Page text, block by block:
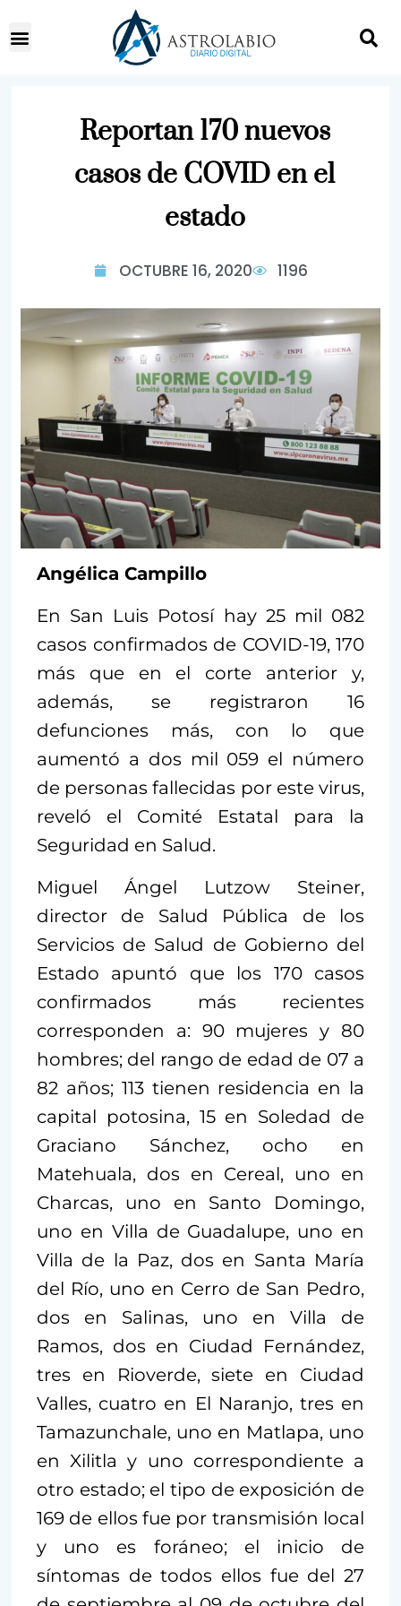
Reportan 170 nuevos
casos de COVID en el
estado
OCTUBRE 16, 2020 1196
Angélica Campillo
En San Luis Potosí hay 25 mil 082
casos confirmados de COVID-19, 170
más que en el corte anterior y,
además, se registraron 16
defunciones más, con lo que
aumentó a dos mil 059 el número
de personas fallecidas por este virus,
reveló el Comité Estatal para la
Seguridad en Salud.
Miguel Ángel Lutzow Steiner,
director de Salud Pública de los
Servicios de Salud de Gobierno del
Estado apuntó que los 170 casos
confirmados más recientes
corresponden a: 90 mujeres y 80
hombres; del rango de edad de 07 a
82 años; 113 tienen residencia en la
capital potosina, 15 en Soledad de
Graciano Sánchez, ocho en
Matehuala, dos en Cereal, uno en
Charcas, uno en Santo Domingo,
uno en Villa de Guadalupe, uno en
Villa de la Paz, dos en Santa María
del Río, uno en Cerro de San Pedro,
dos en Salinas, uno en Villa de
Ramos, dos en Ciudad Fernández,
tres en Rioverde, siete en Ciudad
Valles, cuatro en El Naranjo, tres en
Tamazunchale, uno en Matlapa, uno
en Xilitla y uno correspondiente a
otro estado; el tipo de exposición de
169 de ellos fue por transmisión local
y uno es foráneo; el inicio de
síntomas de todos ellos fue del 27